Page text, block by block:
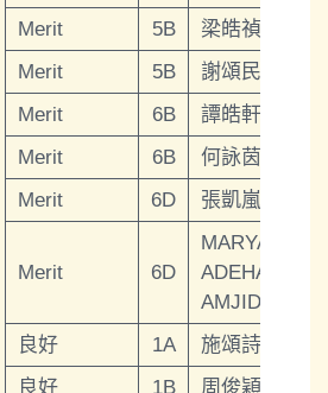
Merit
5B
梁皓禎
Merit
5B
謝頌民
Merit
6B
譚皓軒
Merit
6B
何詠茵
Merit
6D 張凱嵐
Merit 6D
MARYAM
ADEHA
AMJID
良好
1A
施頌詩
良好
1B
周俊穎